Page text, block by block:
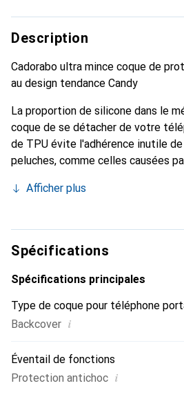
Description
Cadorabo ultra mince coque de
au design tendance Candy
La proportion de silicone dans le
coque de se détacher de votre
de TPU évite l'adhérence inutile
peluches, comme celles causées
Afficher plus
Spécifications
Spécifications principales
Type de coque pour téléphone
Backcover i
Éventail de fonctions
Protection antichoc i